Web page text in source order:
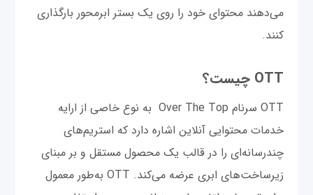
می‌دهند محتوای خود را روی یک بستر ابرمحور بارگذاری
کنند.
OTT چیست؟
OTT سرنام Over The Top به نوع خاصی از ارایه
خدمات محتوایی آنلاین اشاره دارد که استریم‌های
چندرسانه‌ای را در قالب یک محصول مستقل و بر مبنای
زیرساخت‌های ابری عرضه می‌کند. OTT به‌طور معمول